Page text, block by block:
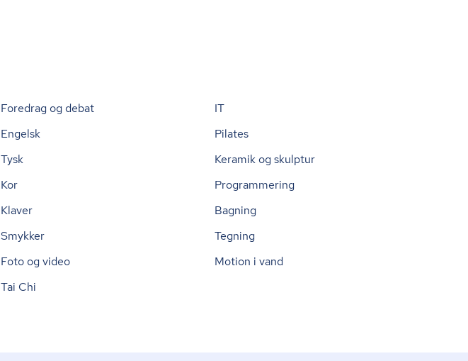
Foredrag og debat
IT
Engelsk
Pilates
Tysk
Keramik og skulptur
Kor
Programmering
Klaver
Bagning
Smykker
Tegning
Foto og video
Motion i vand
Tai Chi